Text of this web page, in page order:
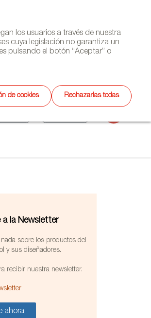
los usuarios a través de nuestra
cuya legislación no garantiza un
pulsando el botón “Aceptar” o
de cookies Rechazarlas todas
(+34) 913 497 100 |
idioma
la Newsletter
sobre los productos del
y sus diseñadores.
recibir nuestra newsletter.
ahora